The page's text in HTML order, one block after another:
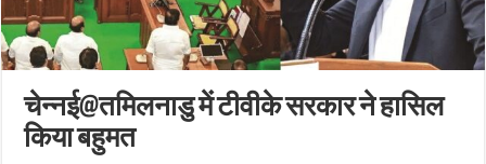
चेन्नई@तमिलनाडु में टीवीके सरकार ने हासिल
किया बहुमत